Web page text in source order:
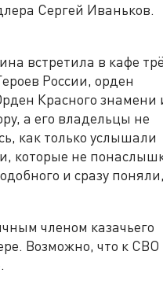
Сергей Иваньков.
встретила в кафе
России, орден
Красного знамени
а его владельцы не
как только услышали
которые не
и сразу поняли,
членом казачьего
Возможно, что к СВО